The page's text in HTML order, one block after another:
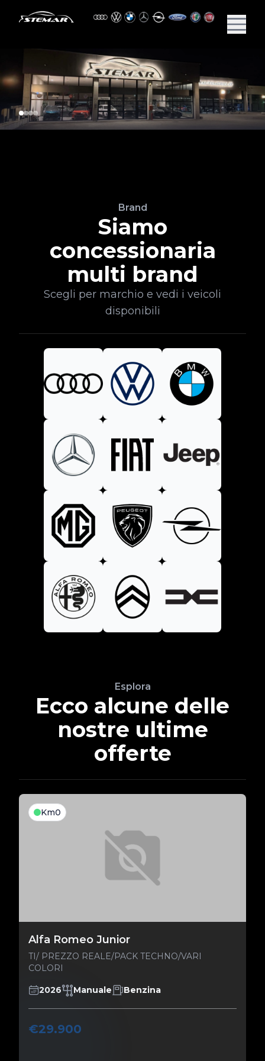
Brand
Siamo
concessionaria
multi brand
Scegli per marchio e vedi i veicoli
disponibili
Esplora
Ecco alcune delle
nostre ultime
offerte
Km0
Alfa Romeo Junior
TI/ PREZZO REALE/PACK TECHNO/VARI
COLORI
2026 Manuale Benzina
€29.900